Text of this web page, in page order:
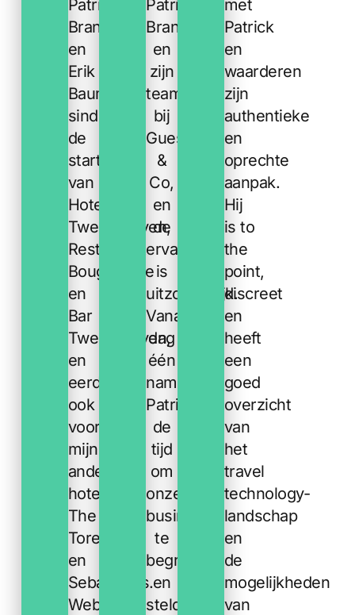
Patrick
Brand
en
Erik
Baumann
sinds
de
start
van
Hotel
TwentySeven,
Restaurant
Bougainville
en
Bar
TwentySeven,
en
eerder
ook
voor
mijn
andere
hotels
The
Toren
en
Sebastian’s.
Website-
Patrick
Brand
en
zijn
team
bij
Guest
&
Co,
en
de
ervaring
is
uitzonderlijk.
Vanaf
dag
één
nam
Patrick
de
tijd
om
onze
business
te
begrijpen
en
stelde
met
Patrick
en
waarderen
zijn
authentieke
en
oprechte
aanpak.
Hij
is to
the
point,
discreet
en
heeft
een
goed
overzicht
van
het
travel
technology-
landschap
en
de
mogelijkheden
van